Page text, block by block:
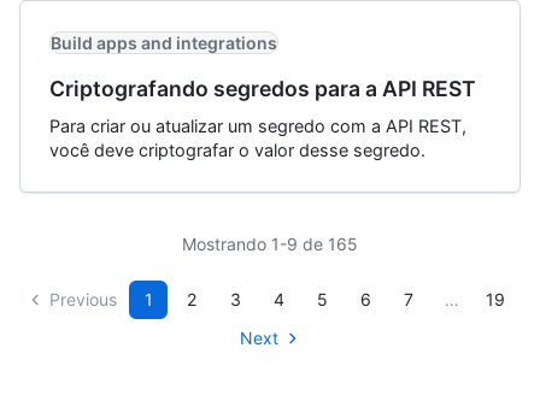
Build apps and integrations
Criptografando segredos para a API REST
Para criar ou atualizar um segredo com a API REST,
você deve criptografar o valor desse segredo.
Mostrando 1-9 de 165
Previous 1 2 3 4 5 6 7 …
19
Next